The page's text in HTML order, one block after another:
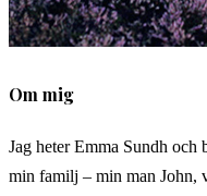
Om mig
Jag heter Emma Sundh och
min familj – min man John,